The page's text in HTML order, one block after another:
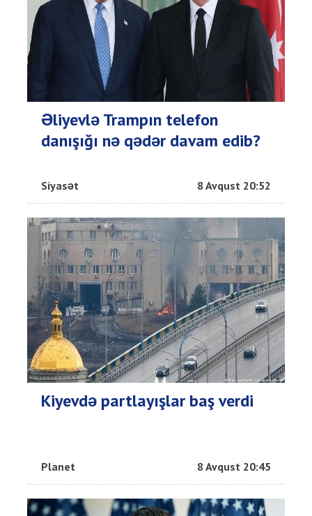
Əliyevlə Trampın telefon
danışığı nə qədər davam edib?
Siyasət 8 Avqust 20:52
Kiyevdə partlayışlar baş verdi
Planet 8 Avqust 20:45